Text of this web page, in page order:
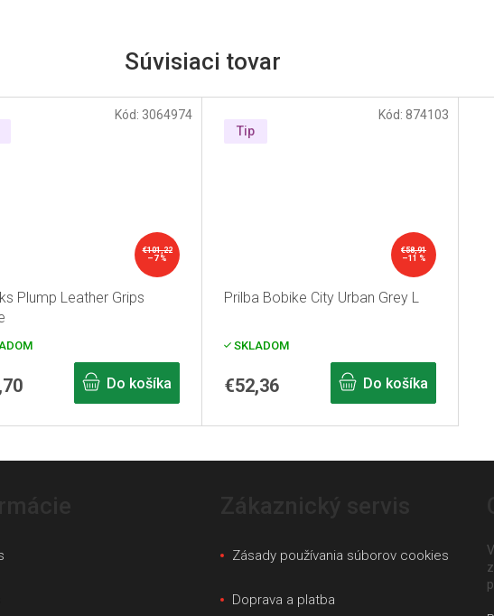
Súvisiaci tovar
€101,22
–7 %
Plump Leather Grips
Do košíka
Kód: 3064974
Tip
€58,91
–11 %
Prilba Bobike City Urban Grey L
SKLADOM
€52,36 Do košíka
Kód: 874103
Zásady používania súborov cookies
Doprava a platba